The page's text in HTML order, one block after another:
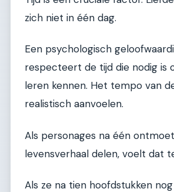
zich niet in één dag.
Een psychologisch
respecteert de tijd die nodig is
leren kennen. Het tempo van
realistisch aanvoelen.
Als personages na één
levensverhaal delen, voelt dat
Als ze na tien hoofdstukken